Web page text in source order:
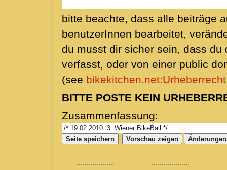
bitte beachte, dass alle beiträge
benutzerInnen bearbeitet,
du musst dir sicher sein, dass
verfasst, oder von einer public
(see bikekitchen.net:Urheberrecht
BITTE POSTE KEIN
Zusammenfassung: